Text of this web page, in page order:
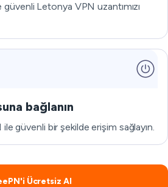
güvenli Letonya VPN uzantımızı
bağlanın
güvenli bir şekilde erişim sağlayın.
Ücretsiz Al